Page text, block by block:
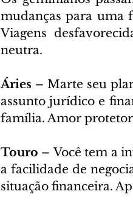
mudanças para uma
Viagens
neutra.
Áries – Marte seu
assunto jurídico e
família. Amor
Touro – Você tem a
a facilidade de
situação financeira.